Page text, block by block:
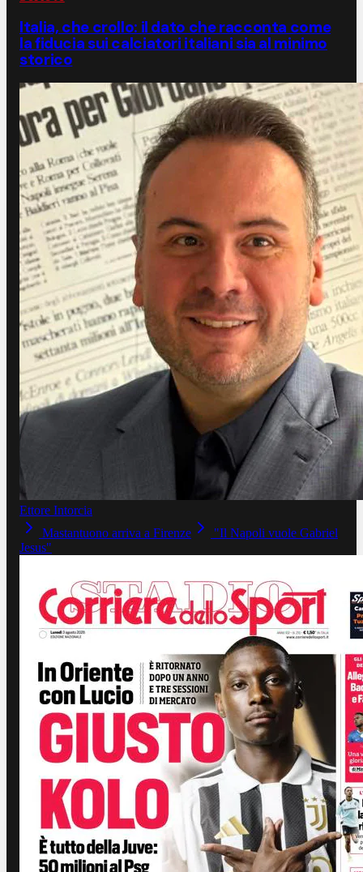
Italia, che crollo: il dato che racconta come
la fiducia sui calciatori italiani sia al minimo
storico
Ettore Intorcia
Mastantuono arriva a Firenze
"Il Napoli vuole Gabriel
Jesus"